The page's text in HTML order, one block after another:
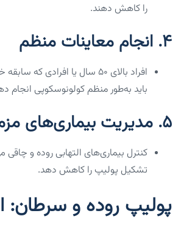
را کاهش دهند.
4. انجام معاینات منظم
افراد بالای ۵۰ سال یا افرادی که
باید به‌طور منظم کولونوسکوپی انجام
5. مدیریت بیماری‌های
کنترل بیماری‌های التهابی روده و چاقی
تشکیل پولیپ را کاهش دهد.
پولیپ روده و سرطان: